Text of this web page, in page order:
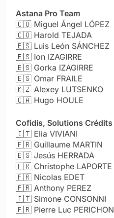
Astana Pro Team
🇨🇴 Miguel Ángel LÓPEZ
🇨🇴 Harold TEJADA
🇪🇸 Luis León SÁNCHEZ
🇪🇸 Ion IZAGIRRE
🇪🇸 Gorka IZAGIRRE
🇪🇸 Omar FRAILE
🇰🇿 Alexey LUTSENKO
🇨🇦 Hugo HOULE
Cofidis, Solutions Crédits
🇮🇹 Elia VIVIANI
🇫🇷 Guillaume MARTIN
🇪🇸 Jesús HERRADA
🇫🇷 Christophe LAPORTE
🇫🇷 Nicolas EDET
🇫🇷 Anthony PEREZ
🇮🇹 Simone CONSONNI
🇫🇷 Pierre Luc PERICHON